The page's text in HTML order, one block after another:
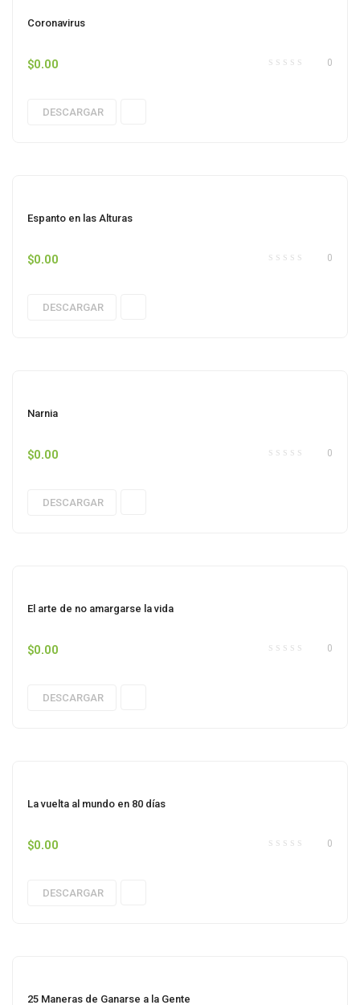
Coronavirus
0
$0.00
DESCARGAR
Espanto en las Alturas
0
$0.00
DESCARGAR
Narnia
0
$0.00
DESCARGAR
El arte de no amargarse la vida
0
$0.00
DESCARGAR
La vuelta al mundo en 80 días
0
$0.00
DESCARGAR
25 Maneras de Ganarse a la Gente